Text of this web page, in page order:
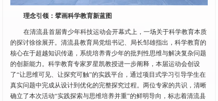
理念引领：擘画科学教育新蓝图
在清流县首届青少年科技运动会开幕式上，一场关于科学教育本质
的探讨徐徐展开。清流县教育局党组书记、局长邹雄指出，科学教育的
核心在于超越知识传递，系统培养青少年的批判性思维与解决复杂问题
的创新能力。科学教育专家罗星凯教授进一步阐释，本届运动会创设
了“让思维可见、让探究可触”的实践平台，通过项目式学习引导学生在
真实问题中完成从设计到优化的完整探究过程。两位专家的共识，清晰
确立了本次活动“实践探索与思维培养并重”的鲜明导向，标志着清流县